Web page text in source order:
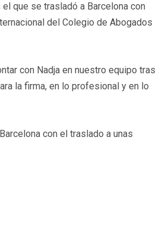
que se trasladó a Barcelona con
del Colegio de Abogados
con Nadja en nuestro equipo tras
la firma, en lo profesional y en lo
con el traslado a unas